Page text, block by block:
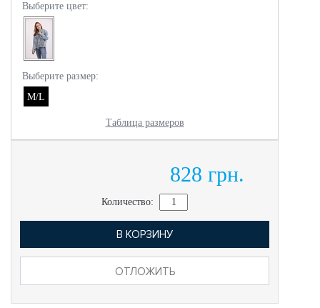
Выберите цвет:
Выберите размер:
M/L
Таблица размеров
828 грн.
Количество:
В КОРЗИНУ
ОТЛОЖИТЬ